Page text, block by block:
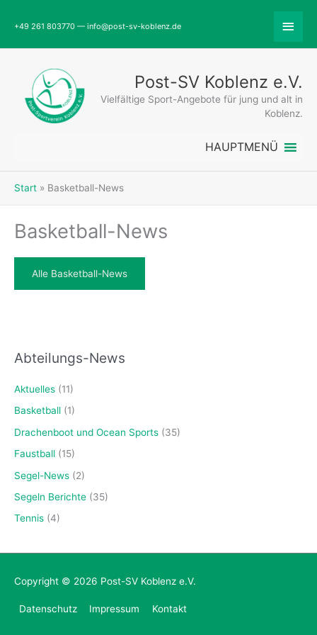
Inhalt+49 261 803770 — info@post-sv-koblenz.de
Post-SV Koblenz e.V.
Vielfältige Sport-Angebote für jung und alt in
Koblenz.
HAUPTMENÜ
Start Basketball-News
Basketball-News
Alle Basketball-News
Abteilungs-News
Aktuelles (11)
Basketball (1)
Drachenboot und Ocean Sports (35)
Faustball (15)
Segel-News (2)
Segeln Berichte (35)
Tennis (4)
Copyright © 2026 Post-SV Koblenz e.V.
Datenschutz Impressum Kontakt